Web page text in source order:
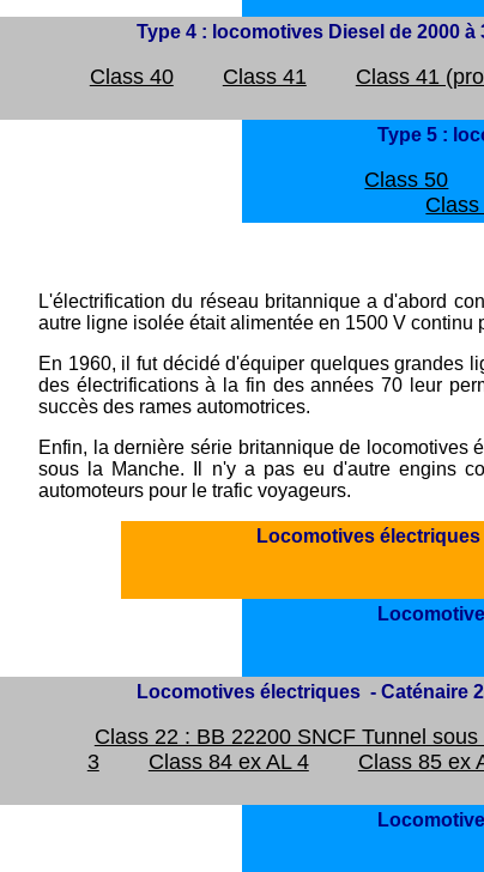
Type 4 : locomotives Diesel de 2000 à
Class 40 Class 41 Class 41
Type 5 :
Class 50
Class
L'électrification du réseau britannique a d'abord
autre ligne isolée était alimentée en 1500 V continu
En 1960, il fut décidé d'équiper quelques grandes
des électrifications à la fin des années 70 leur
succès des rames automotrices.
Enfin, la dernière série britannique de locomotives
sous la Manche. Il n'y a pas eu d'autre engins
automoteurs pour le trafic voyageurs.
Locomotives
Locomotives électriques - Caténaire
Class 22 : BB 22200 SNCF Tunnel
3
Class 84 ex AL 4 Class 85 ex